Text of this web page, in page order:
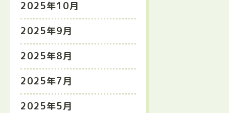
2025年10月
2025年9月
2025年8月
2025年7月
2025年5月